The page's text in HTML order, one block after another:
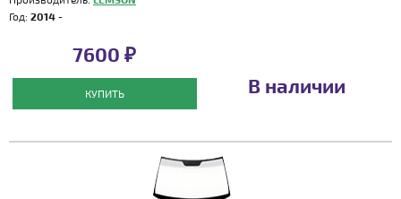
Год: 2014 -
7600 ₽
КУПИТЬ В наличии